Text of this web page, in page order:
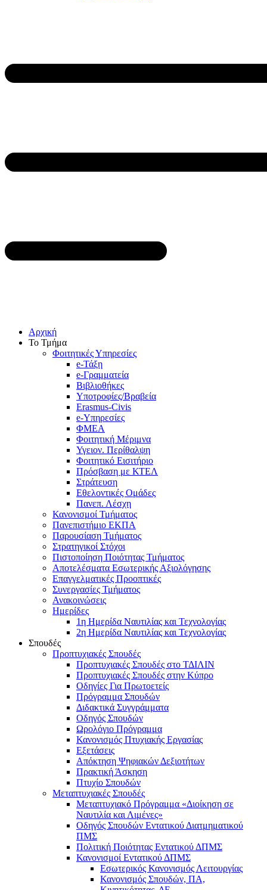
Αρχική
Το Τμήμα
Φοιτητικές Υπηρεσίες
e-Τάξη
e-Γραμματεία
Βιβλιοθήκες
Υποτροφίες/Βραβεία
Erasmus-Civis
e-Υπηρεσίες
ΦΜΕΑ
Φοιτητική Μέριμνα
Υγειον. Περίθαλψη
Φοιτητικό Εισιτήριο
Πρόσβαση με ΚΤΕΛ
Στράτευση
Εθελοντικές Ομάδες
Πανεπ. Λέσχη
Κανονισμοί Τμήματος
Πανεπιστήμιο ΕΚΠΑ
Παρουσίαση Τμήματος
Στρατηγικοί Στόχοι
Πιστοποίηση Ποιότητας Τμήματος
Αποτελέσματα Εσωτερικής Αξιολόγησης
Επαγγελματικές Προοπτικές
Συνεργασίες Τμήματος
Ανακοινώσεις
Ημερίδες
1η Ημερίδα Ναυτιλίας και Τεχνολογίας
2η Ημερίδα Ναυτιλίας και Τεχνολογίας
Σπουδές
Προπτυχιακές Σπουδές
Προπτυχιακές Σπουδές στο ΤΔΙΛΙΝ
Προπτυχιακές Σπουδές στην Κύπρο
Οδηγίες Για Πρωτοετείς
Πρόγραμμα Σπουδών
Διδακτικά Συγγράμματα
Οδηγός Σπουδών
Ωρολόγιο Πρόγραμμα
Κανονισμός Πτυχιακής Εργασίας
Εξετάσεις
Απόκτηση Ψηφιακών Δεξιοτήτων
Πρακτική Άσκηση
Πτυχίο Σπουδών
Μεταπτυχιακές Σπουδές
Μεταπτυχιακό Πρόγραμμα «Διοίκηση σε
Ναυτιλία και Λιμένες»
Οδηγός Σπουδών Εντατικού Διατμηματικού
ΠΜΣ
Πολιτική Ποιότητας Εντατικού ΔΠΜΣ
Κανονισμοί Εντατικού ΔΠΜΣ
Εσωτερικός Κανονισμός Λειτουργίας
Κανονισμός Σπουδών, ΠΑ,